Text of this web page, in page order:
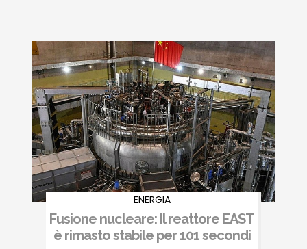
ENERGIA
Fusione nucleare: Il reattore EAST
è rimasto stabile per 101 secondi